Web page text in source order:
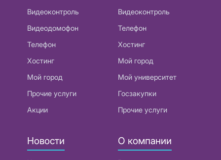
Видеоконтроль
Видеодомофон
Телефон
Хостинг
Мой город
Прочие услуги
Акции
Видеоконтроль
Телефон
Хостинг
Мой город
Мой университет
Госзакупки
Прочие услуги
Новости О компании